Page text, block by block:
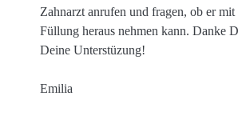
Zahnarzt anrufen und fragen, ob er
Füllung heraus nehmen kann. Danke
Deine Unterstüzung!
Emilia